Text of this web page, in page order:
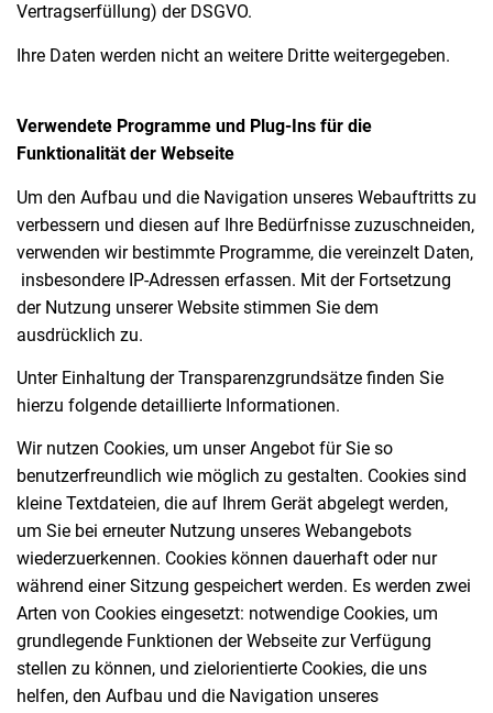
Vertragserfüllung) der DSGVO.
Ihre Daten werden nicht an weitere Dritte weitergegeben.
Verwendete Programme und Plug-Ins für die
Funktionalität der Webseite
Um den Aufbau und die Navigation unseres Webauftritts zu
verbessern und diesen auf Ihre Bedürfnisse zuzuschneiden,
verwenden wir bestimmte Programme, die vereinzelt Daten,
insbesondere IP-Adressen erfassen. Mit der Fortsetzung
der Nutzung unserer Website stimmen Sie dem
ausdrücklich zu.
Unter Einhaltung der Transparenzgrundsätze finden Sie
hierzu folgende detaillierte Informationen.
Wir nutzen Cookies, um unser Angebot für Sie so
benutzerfreundlich wie möglich zu gestalten. Cookies sind
kleine Textdateien, die auf Ihrem Gerät abgelegt werden,
um Sie bei erneuter Nutzung unseres Webangebots
wiederzuerkennen. Cookies können dauerhaft oder nur
während einer Sitzung gespeichert werden. Es werden zwei
Arten von Cookies eingesetzt: notwendige Cookies, um
grundlegende Funktionen der Webseite zur Verfügung
stellen zu können, und zielorientierte Cookies, die uns
helfen, den Aufbau und die Navigation unseres